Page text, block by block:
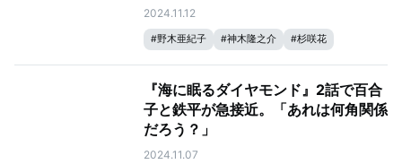
2024.11.12
#野木亜紀子 #神木隆之介 #杉咲花
『海に眠るダイヤモンド』2話で百合
子と鉄平が急接近。「あれは何角関係
だろう？」
2024.11.07